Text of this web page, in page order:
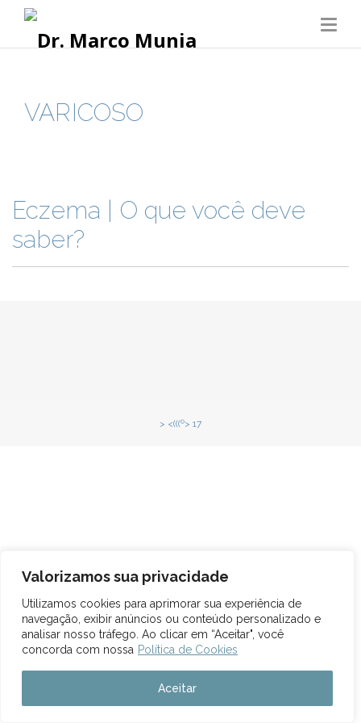
Valorizamos sua privacidade
Utilizamos cookies para aprimorar sua experiência de
navegação, exibir anúncios ou conteúdo personalizado e
analisar nosso tráfego. Ao clicar em “Aceitar", você
concorda com nossa Política de Cookies
Aceitar
VARICOSO
Eczema | O que você deve
saber?
> <(((º> 17